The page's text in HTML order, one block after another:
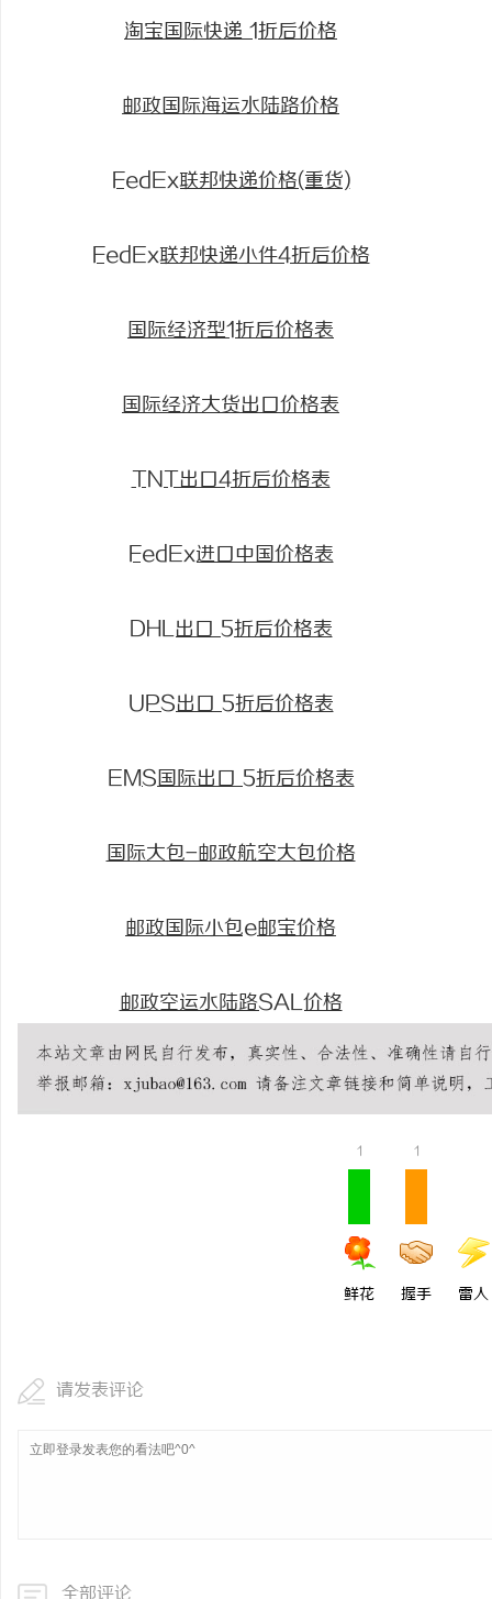
淘宝国际快递 1折后价格
邮政国际海运水陆路价格
FedEx联邦快递价格(重货)
FedEx联邦快递小件4折后价格
国际经济型1折后价格表
国际经济大货出口价格表
TNT出口4折后价格表
FedEx进口中国价格表
DHL出口 5折后价格表
UPS出口 5折后价格表
EMS国际出口 5折后价格表
国际大包-邮政航空大包价格
邮政国际小包e邮宝价格
邮政空运水陆路SAL价格
1
鲜花
1
握手 雷人
请发表评论
全部评论